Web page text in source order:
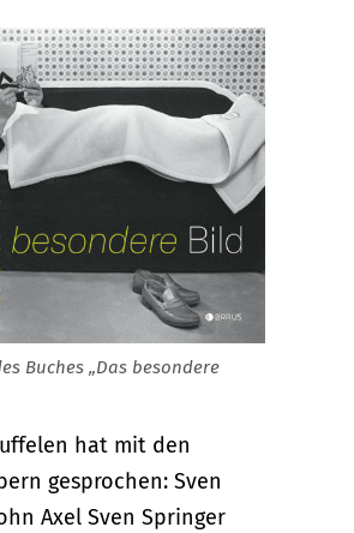
Buches „Das besondere
hat mit den
gesprochen: Sven
Axel Sven Springer